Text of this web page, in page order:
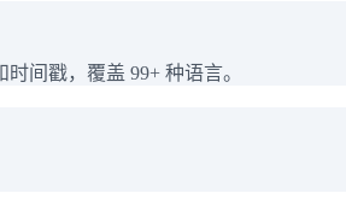
间戳，覆盖 99+ 种语言。